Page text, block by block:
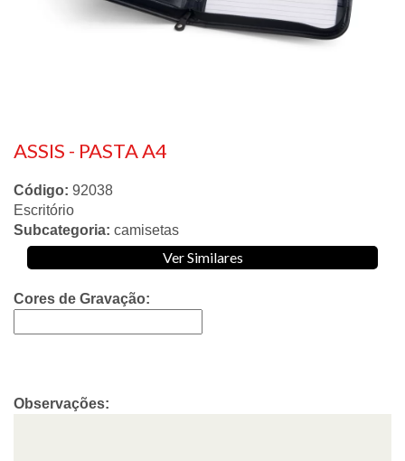
ASSIS - PASTA A4
Código: 92038
Escritório
Subcategoria: camisetas
Ver Similares
Cores de Gravação:
Observações: